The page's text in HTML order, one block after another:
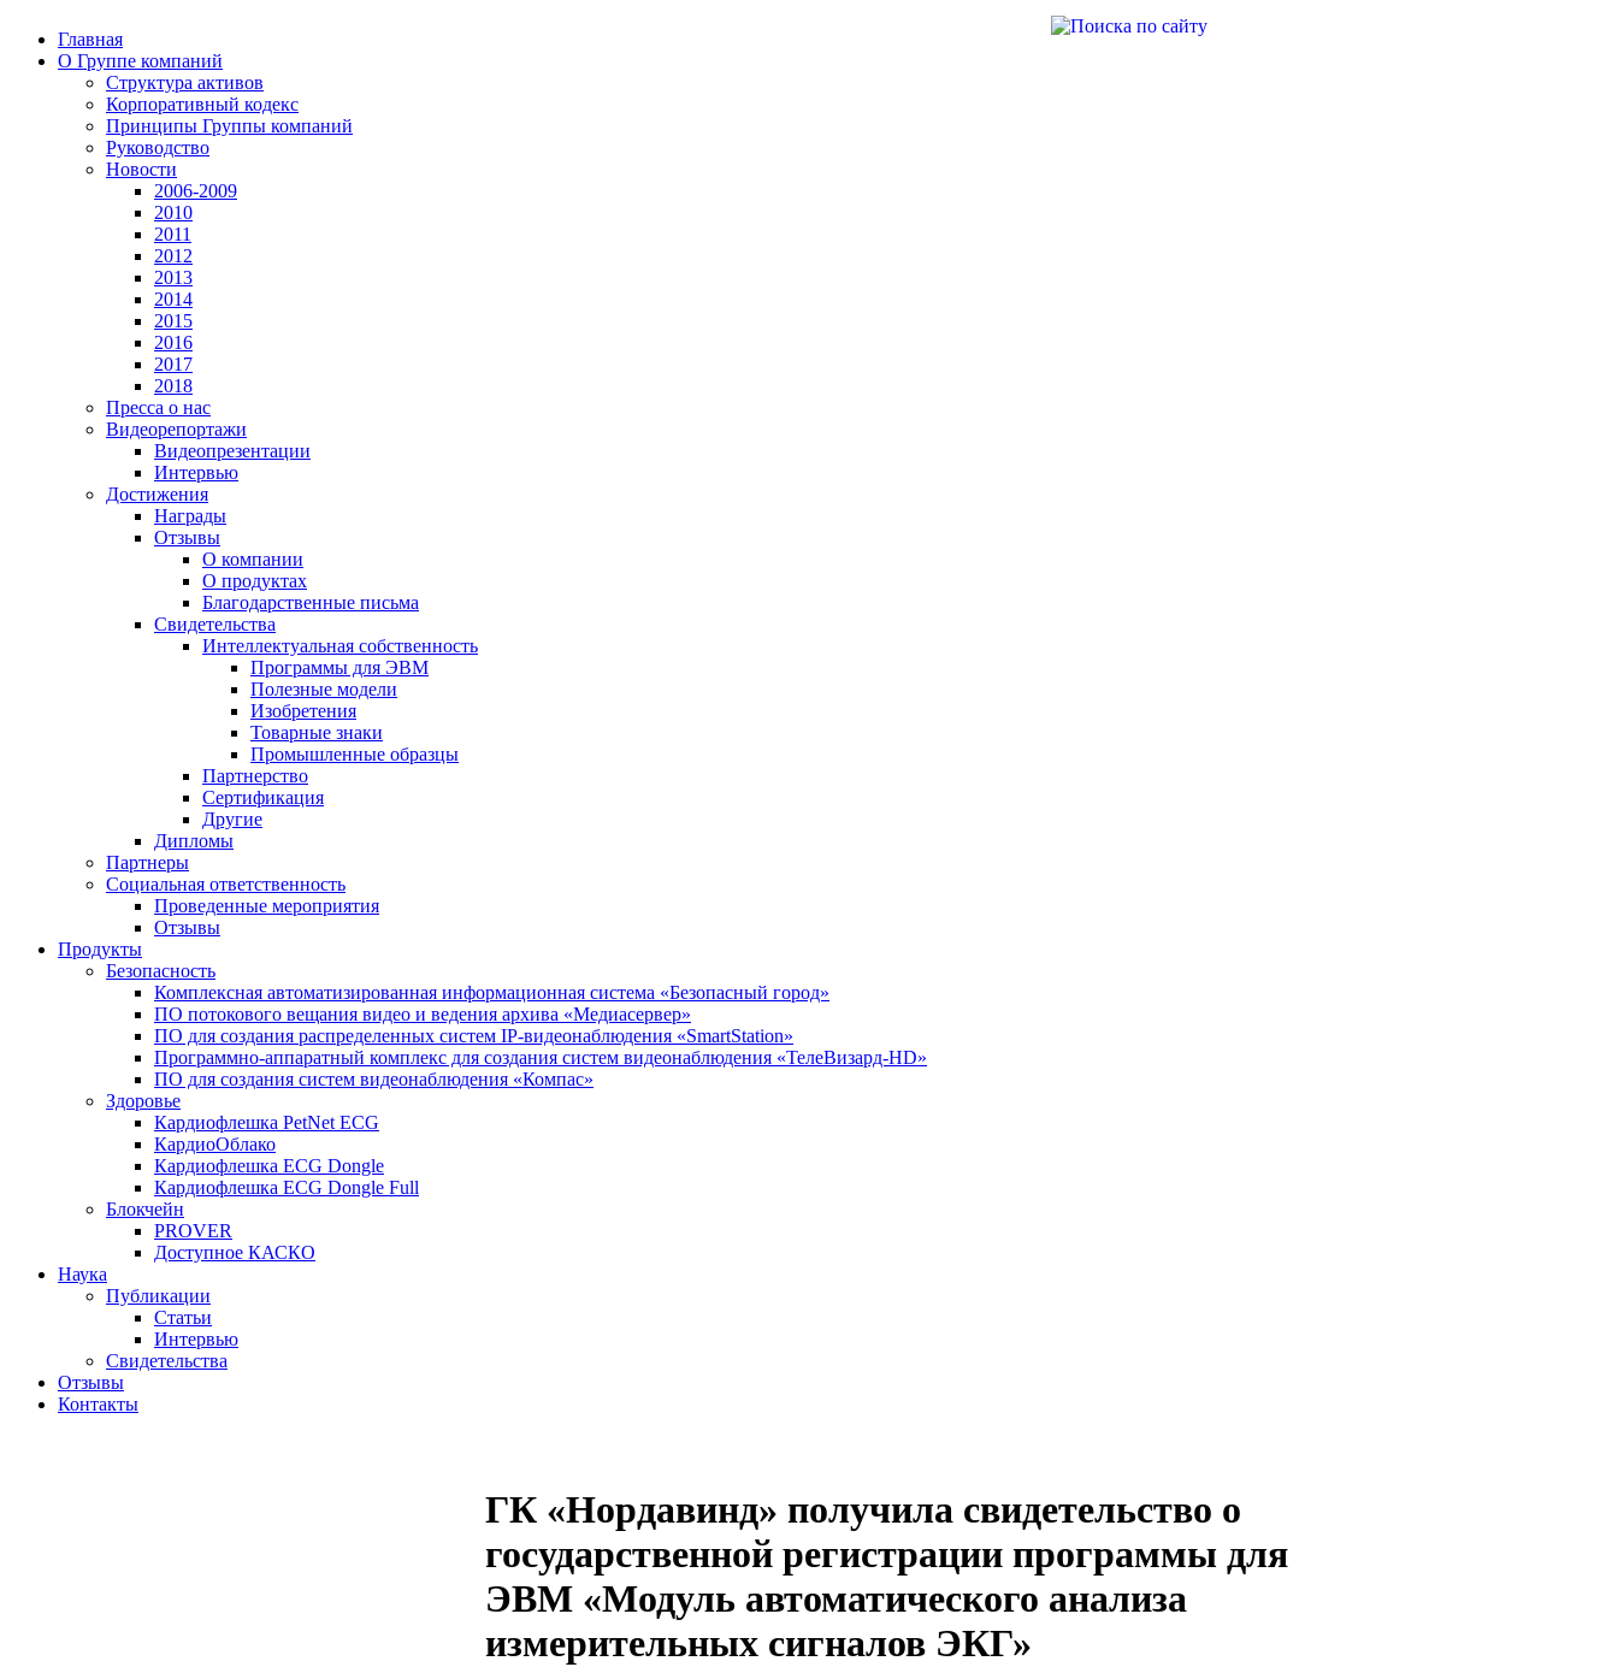
Главная
О Группе компаний
Структура активов
Корпоративный кодекс
Принципы Группы компаний
Руководство
Новости
2006-2009
2010
2011
2012
2013
2014
2015
2016
2017
2018
Пресса о нас
Видеорепортажи
Видеопрезентации
Интервью
Достижения
Награды
Отзывы
О компании
О продуктах
Благодарственные письма
Свидетельства
Интеллектуальная собственность
Программы для ЭВМ
Полезные модели
Изобретения
Товарные знаки
Промышленные образцы
Партнерство
Сертификация
Другие
Дипломы
Партнеры
Социальная ответственность
Проведенные мероприятия
Отзывы
Продукты
Безопасность
Комплексная автоматизированная информационная система «Безопасный город»
ПО потокового вещания видео и ведения архива «Медиасервер»
ПО для создания распределенных систем IP-видеонаблюдения «SmartStation»
Программно-аппаратный комплекс для создания систем видеонаблюдения «ТелеВизард-HD»
ПО для создания систем видеонаблюдения «Компас»
Здоровье
Кардиофлешка PetNet ECG
КардиоОблако
Кардиофлешка ЕCG Dongle
Кардиофлешка ECG Dongle Full
Блокчейн
PROVER
Доступное КАСКО
Наука
Публикации
Статьи
Интервью
Свидетельства
Отзывы
Контакты
ГК «Нордавинд» получила свидетельство о
государственной регистрации программы для
ЭВМ «Модуль автоматического анализа
измерительных сигналов ЭКГ»